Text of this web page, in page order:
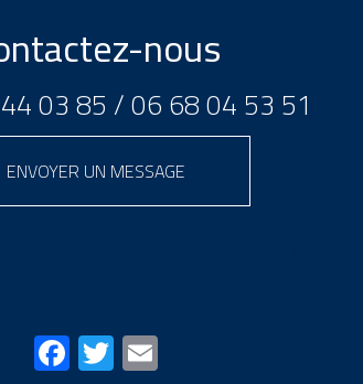
nous
03 85/06 68 04 53 51
ENVOYER UN MESSAGE
Facebook
Twitter